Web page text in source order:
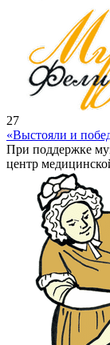
27
«Выстояли и
При поддержке
центр